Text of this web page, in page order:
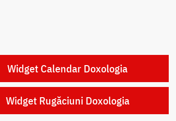
Widget Calendar Doxologia
Widget Rugăciuni Doxologia